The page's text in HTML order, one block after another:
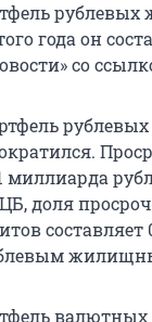
рублевых
года он
со
миллиарда
доля
составляет